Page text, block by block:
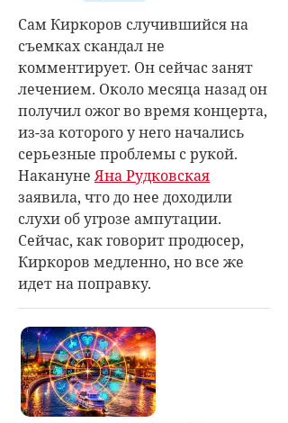
Сам Киркоров случившийся на
съемках скандал не
комментирует. Он сейчас занят
лечением. Около месяца назад он
получил ожог во время концерта,
из-за которого у него начались
серьезные проблемы с рукой.
НаканунеЯна Рудковская
заявила, что до нее доходили
слухи об угрозе ампутации.
Сейчас, как говорит продюсер,
Киркоров медленно, но все же
идет на поправку.